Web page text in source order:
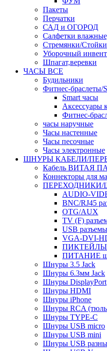
Пакеты
Перчатки
САД и ОГОРОД
Салфетки
Стремянки/Стойки
Уборочный
Шпагат,веревки
ЧАСЫ ВСЕ
Будильники
Фитнес-браслеты/
Smart часы
Аксессуары
Фитнес-
часы наручные
Часы настенные
Часы песочные
Часы электронные
ШНУРЫ КАБЕЛИ/
Кабель ВИТАЯ
Коннекторы для
ПЕРЕХОДНИКИ/
AUDIO-
BNC/RJ45
OTG/AUX
TV (F)
USB
VGA-DVI-
ПИКТЕЙЛЫ
ПИТАНИЕ
Шнуры 3.5 Jack
Шнуры 6.3мм Jack
Шнуры DisplayPort
Шнуры HDMI
Шнуры iPhone
Шнуры RCA
Шнуры TYPE-C
Шнуры USB micro
Шнуры USB mini
Шнуры USB